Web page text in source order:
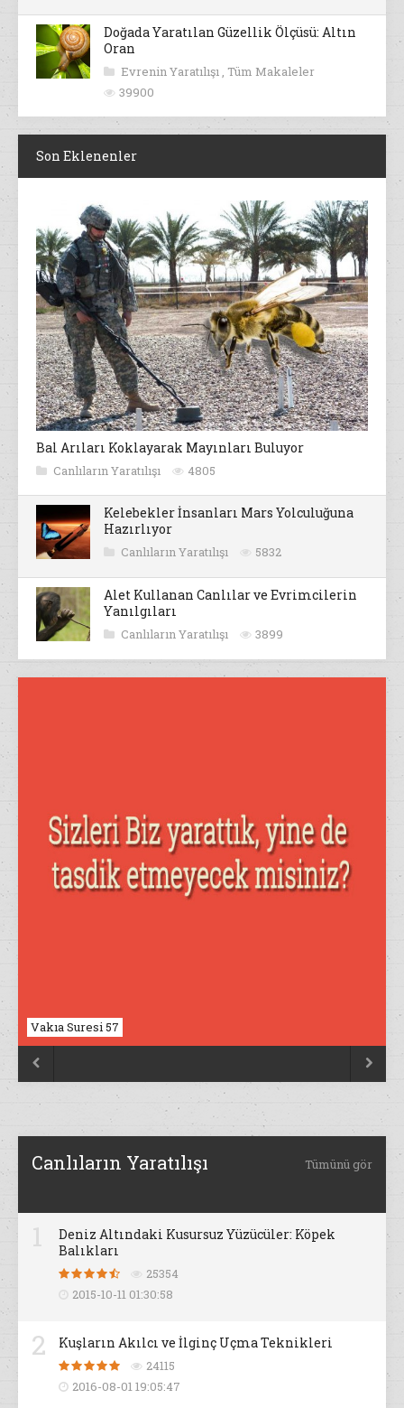
Doğada Yaratılan Güzellik Ölçüsü: Altın
Oran
Evrenin Yaratılışı , Tüm Makaleler
39900
Son Eklenenler
Bal Arıları Koklayarak Mayınları Buluyor
Canlıların Yaratılışı 4805
Kelebekler İnsanları Mars Yolculuğuna
Hazırlıyor
Canlıların Yaratılışı 5832
Alet Kullanan Canlılar ve Evrimcilerin
Yanılgıları
Canlıların Yaratılışı 3899
Vakıa Suresi 57
Nahl Suresi 17
 
Canlıların Yaratılışı Tümünü gör
Deniz Altındaki Kusursuz Yüzücüler: Köpek
Balıkları
25354
2015-10-11 01:30:58
2 Kuşların Akılcı ve İlginç Uçma Teknikleri
24115
2016-08-01 19:05:47